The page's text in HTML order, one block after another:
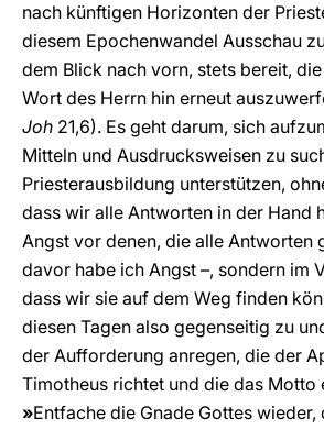
nach künftigen Horizonten der
diesem Epochenwandel Ausschau
dem Blick nach vorn, stets bereit,
Wort des Herrn hin erneut
Joh 21,6). Es geht darum, sich
Mitteln und Ausdrucksweisen zu
Priesterausbildung unterstützen,
dass wir alle Antworten in der Hand
Angst vor denen, die alle Antworten
davor habe ich Angst –, sondern im
dass wir sie auf dem Weg finden
diesen Tagen also gegenseitig zu
der Aufforderung anregen, die der
Timotheus richtet und die das Motto
»Entfache die Gnade Gottes